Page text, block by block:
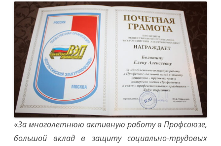
«За многолетнюю активную работу в Профсоюзе,
большой вклад в защиту социально-трудовых